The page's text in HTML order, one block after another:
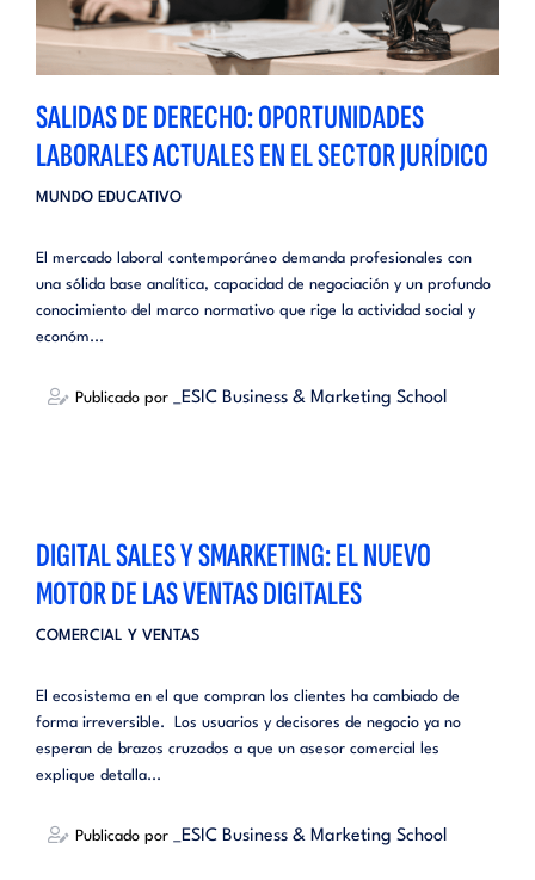
SALIDAS DE DERECHO: OPORTUNIDADES
LABORALES ACTUALES EN EL SECTOR JURÍDICO
MUNDO EDUCATIVO
El mercado laboral contemporáneo demanda profesionales con
una sólida base analítica, capacidad de negociación y un profundo
conocimiento del marco normativo que rige la actividad social y
económ...
Publicado por _ESIC Business & Marketing School
DIGITAL SALES Y SMARKETING: EL NUEVO
MOTOR DE LAS VENTAS DIGITALES
COMERCIAL Y VENTAS
El ecosistema en el que compran los clientes ha cambiado de
forma irreversible. Los usuarios y decisores de negocio ya no
esperan de brazos cruzados a que un asesor comercial les
explique detalla...
Publicado por _ESIC Business & Marketing School